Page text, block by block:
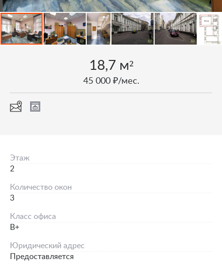
18,7 м²
45 000 ₽/мес.
Этаж
2
Количество окон
3
Класс офиса
B+
Юридический адрес
Предоставляется